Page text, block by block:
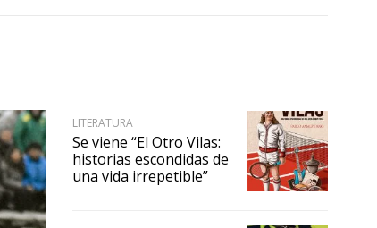
LITERATURA
Se viene “El Otro Vilas:
historias escondidas de
una vida irrepetible”